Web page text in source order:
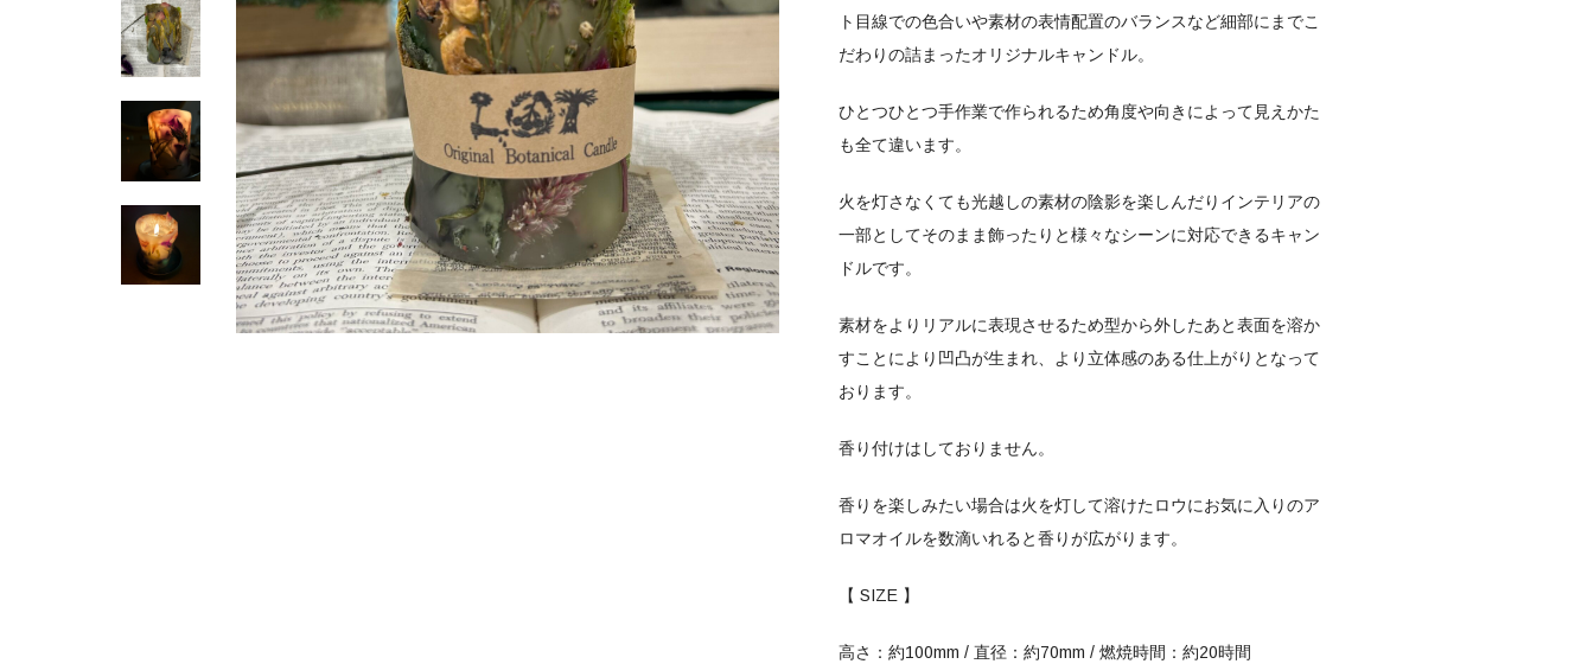
ト目線での色合いや素材の表情配置のバランスなど細部にまでこ
だわりの詰まったオリジナルキャンドル。
ひとつひとつ手作業で作られるため角度や向きによって 見えかた
も全て違います。
火を灯さなくても光越しの素材の陰影を楽しんだり インテリアの
一部としてそのまま飾ったりと様々なシーンに対応できるキャン
ドルです。
素材をよりリアルに表現させるため型から外したあと表面を溶か
すことにより 凹凸が生まれ、 より立体感のある仕上がりとなって
おります。
香り付けはしておりません。
香りを楽しみたい場合は火を灯して溶けたロウにお気に入りのア
ロマオイルを数滴いれると香りが広がります。
【 SIZE 】
高さ： 約100mm / 直径： 約70mm / 燃焼時間： 約20時間